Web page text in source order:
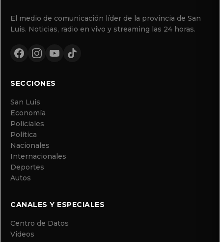
El medio de comunicación líder de la provincia de San
Luis. Noticias, radio en vivo y streaming las 24 horas.
SECCIONES
San Luis
Economía
Policiales
Política
Nacionales
Internacionales
Deportes
Autos
CANALES Y ESPECIALES
Centro de Datos
Videos